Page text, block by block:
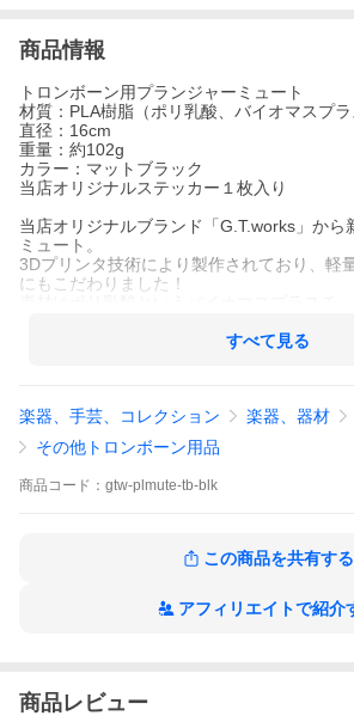
商品情報
トロンボーン用プランジャーミュート
材質：PLA樹脂（ポリ乳酸、バイオマスプラ
直径：16cm
重量：約102g
カラー：マットブラック
当店オリジナルステッカー１枚入り
当店オリジナルブランド「G.T.works」から
ミュート。
3Dプリンタ技術により製作されており、軽
にもこだわりました！
（ゴムのように柔らかくはありません）
こだわっています。
トランペット用とトロンボーン用がございま
＊楽器のベルに当たるとベルに傷がつく恐れ
に触れないよう隙間を開けてお使いください
＊3Dプリンタで製作している特性上、積層
すべて見る
楽器、手芸、コレクション 楽器、器材
その他トロンボーン用品
商品 コード： gtw-plmute-tb-blk
この商品を共有する
アフィリエイトで紹介
商品レビュー